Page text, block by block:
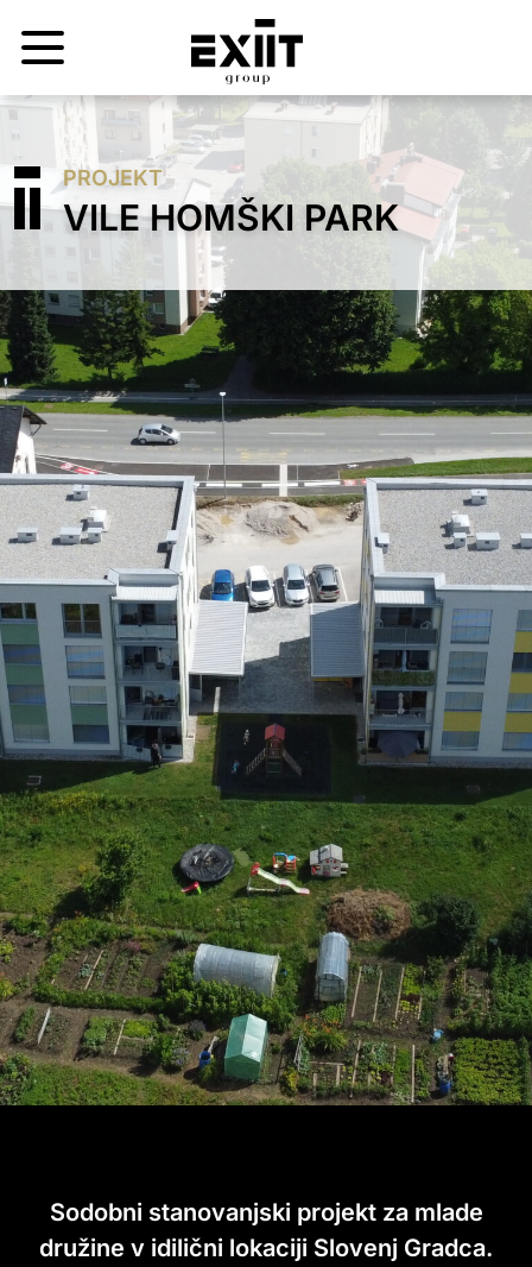
PROJEKT
VILE HOMŠKI PARK
Sodobni stanovanjski projekt za mlade
družine v idilični lokaciji Slovenj Gradca.